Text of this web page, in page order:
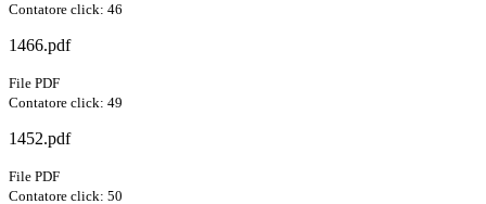
Contatore click: 46
1466.pdf
File PDF
Contatore click: 49
1452.pdf
File PDF
Contatore click: 50